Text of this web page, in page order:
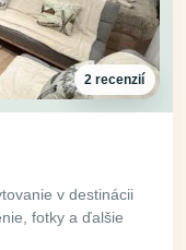
2 recenzií
v destinácii
fotky a ďalšie